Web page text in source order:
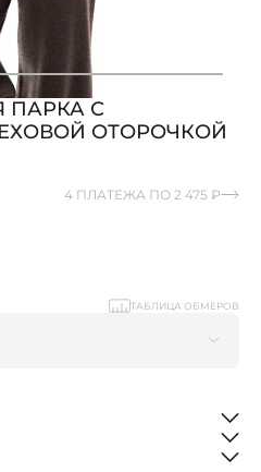
ПАРКА С
ОТОРОЧКОЙ
4 ПЛАТЕЖА ПО 2 475 ₽
ТАБЛИЦА ОБМЕРОВ